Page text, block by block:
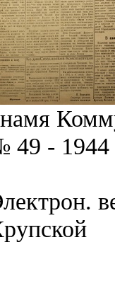
49 - 1944